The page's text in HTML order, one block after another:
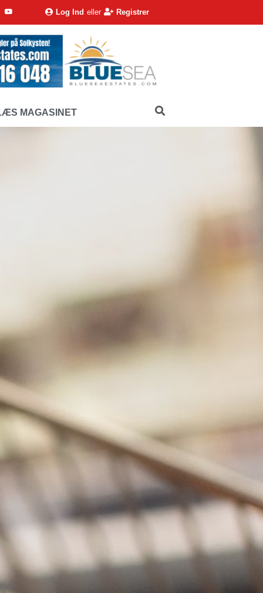
Log Ind eller Registrer
MAGASINET